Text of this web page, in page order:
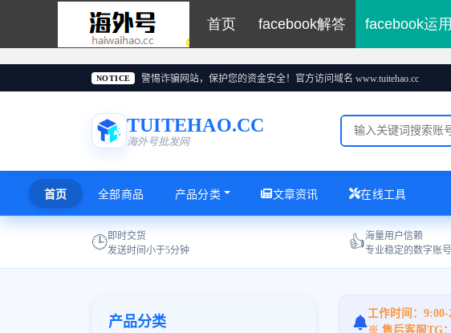
首页 facebook解答 facebook运用